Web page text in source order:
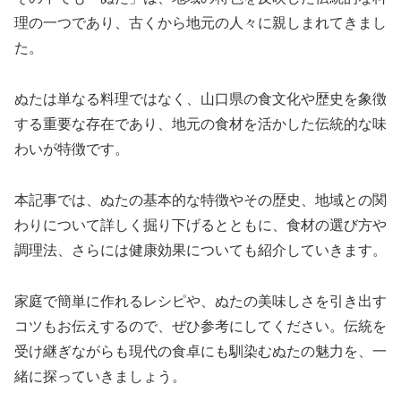
理の一つであり、古くから地元の人々に親しまれてきまし
た。
ぬたは単なる料理ではなく、山口県の食文化や歴史を象徴
する重要な存在であり、地元の食材を活かした伝統的な味
わいが特徴です。
本記事では、ぬたの基本的な特徴やその歴史、地域との関
わりについて詳しく掘り下げるとともに、食材の選び方や
調理法、さらには健康効果についても紹介していきます。
家庭で簡単に作れるレシピや、ぬたの美味しさを引き出す
コツもお伝えするので、ぜひ参考にしてください。伝統を
受け継ぎながらも現代の食卓にも馴染むぬたの魅力を、一
緒に探っていきましょう。